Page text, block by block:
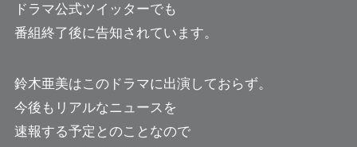
ドラマ公式ツイッターでも
番組終了後に告知されています。
鈴木亜美はこのドラマに出演しておらず。
今後もリアルなニュースを
速報する予定とのことなので